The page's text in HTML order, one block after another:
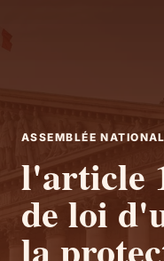
ASSEMBLÉE
l'article
de loi
la